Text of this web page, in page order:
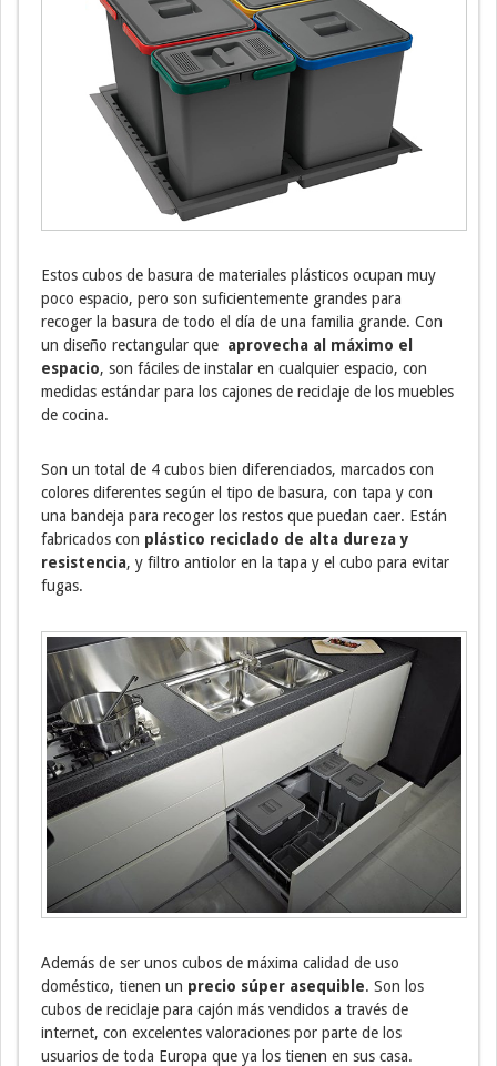
Estos cubos de basura de materiales plásticos ocupan muy
poco espacio, pero son suficientemente grandes para
recoger la basura de todo el día de una familia grande. Con
un diseño rectangular que aprovecha al máximo el
espacio, son fáciles de instalar en cualquier espacio, con
medidas estándar para los cajones de reciclaje de los muebles
de cocina.
Son un total de 4 cubos bien diferenciados, marcados con
colores diferentes según el tipo de basura, con tapa y con
una bandeja para recoger los restos que puedan caer. Están
fabricados con plástico reciclado de alta dureza y
resistencia, y filtro antiolor en la tapa y el cubo para evitar
fugas.
Además de ser unos cubos de máxima calidad de uso
doméstico, tienen un precio súper asequible. Son los
cubos de reciclaje para cajón más vendidos a través de
internet, con excelentes valoraciones por parte de los
usuarios de toda Europa que ya los tienen en sus casa.